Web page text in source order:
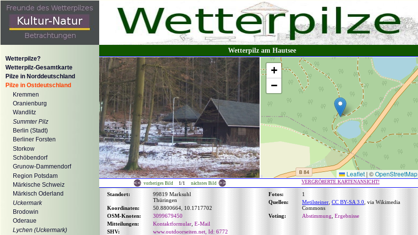
Wetterpilze?
Wetterpilz-Gesamtkarte
Pilze in Norddeutschland
Pilze in Ostdeutschland
Kremmen
Oranienburg
Wandlitz
Summter Pilz
Berlin (Stadt)
Berliner Forsten
Storkow
Schöbendorf
Grunow-Dammendorf
Region Potsdam
Märkische Schweiz
Märkisch Oderland
Uckermark
Brodowin
Oderaue
Lychen (Uckermark)
Wetterpilz am Hautsee
+
−
Leaflet | ©OpenStreetMap
vorheriges Bild 1/1 nächstes Bild VERGRÖßERTE KARTENANSICHT!
Standort:
99819 Marksuhl
Thüringen
Koordinaten:
50.8800664, 10.1717702
OSM-Knoten:
3099679450
Mitteilungen:
Kontaktformular E-Mail
SHV:
www.outdoorseiten.net, Id: 6772
Fotos:
1
Quellen:
Metilsteiner CC BY-SA 3.0 , via Wikimedia
Commons
Voting:
Abstimmung Ergebnisse